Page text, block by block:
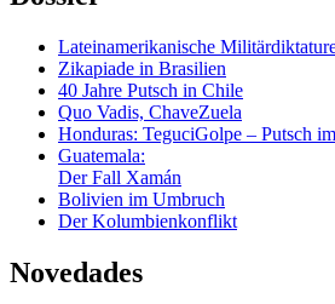
Lateinamerikanische
Zikapiade in Brasilien
40 Jahre Putsch in Chile
Quo Vadis, ChaveZuela
Honduras: TeguciGolpe – Putsch
Guatemala:
Der Fall Xamán
Bolivien im Umbruch
Der Kolumbienkonflikt
Novedades